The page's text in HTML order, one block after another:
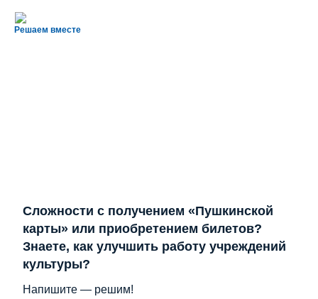
Решаем вместе
Сложности с получением «Пушкинской
карты» или приобретением билетов?
Знаете, как улучшить работу учреждений
культуры?
Напишите — решим!